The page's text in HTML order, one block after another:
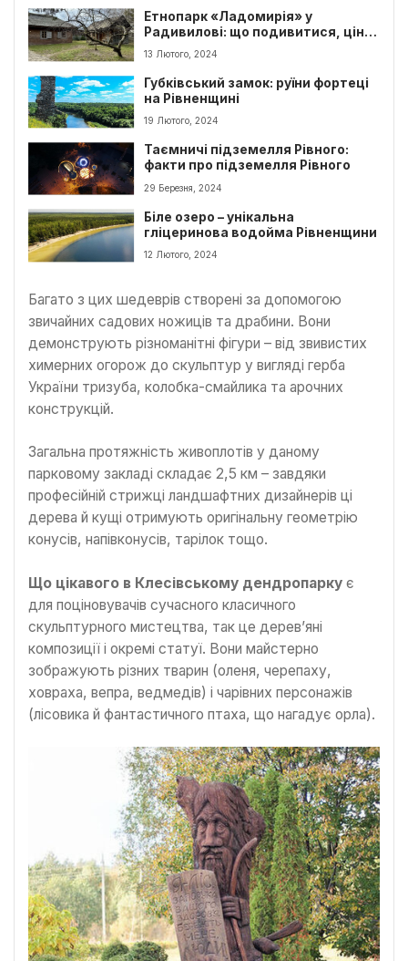
Етнопарк «Ладомирія» у
Радивилові: що подивитися, ціни,
музей і майстер-класи
13 Лютого, 2024
Губківський замок: руїни фортеці
на Рівненщині
19 Лютого, 2024
Таємничі підземелля Рівного:
факти про підземелля Рівного
29 Березня, 2024
Біле озеро – унікальна
гліцеринова водойма Рівненщини
12 Лютого, 2024
Багато з цих шедеврів створені за допомогою
звичайних садових ножиців та драбини. Вони
демонструють різноманітні фігури – від звивистих
химерних огорож до скульптур у вигляді герба
України тризуба, колобка-смайлика та арочних
конструкцій.
Загальна протяжність живоплотів у даному
парковому закладі складає 2,5 км – завдяки
професійній стрижці ландшафтних дизайнерів ці
дерева й кущі отримують оригінальну геометрію
конусів, напівконусів, тарілок тощо.
Що цікавого в Клесівському дендропарку є
для поціновувачів сучасного класичного
скульптурного мистецтва, так це дерев’яні
композиції і окремі статуї. Вони майстерно
зображують різних тварин (оленя, черепаху,
ховраха, вепра, ведмедів) і чарівних персонажів
(лісовика й фантастичного птаха, що нагадує орла).